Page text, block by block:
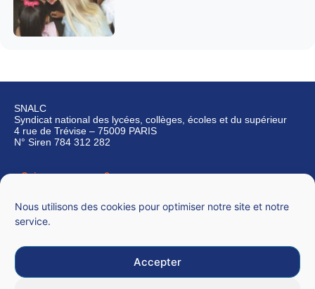
Nous utilisons des cookies pour optimiser notre site et notre
service.
Accepter
SNALC
Syndicat national des lycées, collèges, écoles et du supérieur
4 rue de Trévise – 75009 PARIS
N° Siren 784 312 282
Qui sommes-nous ?